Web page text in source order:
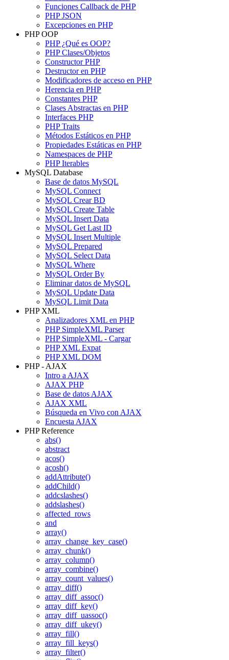
Funciones Callback de PHP
PHP JSON
Excepciones en PHP
PHP OOP
PHP ¿Qué es OOP?
PHP Clases/Objetos
Constructor PHP
Destructor en PHP
Modificadores de acceso en PHP
Herencia en PHP
Constantes PHP
Clases Abstractas en PHP
Interfaces PHP
PHP Traits
Métodos Estáticos en PHP
Propiedades Estáticas en PHP
Namespaces de PHP
PHP Iterables
MySQL Database
Base de datos MySQL
MySQL Connect
MySQL Crear BD
MySQL Create Table
MySQL Insert Data
MySQL Get Last ID
MySQL Insert Multiple
MySQL Prepared
MySQL Select Data
MySQL Where
MySQL Order By
Eliminar datos de MySQL
MySQL Update Data
MySQL Limit Data
PHP XML
Analizadores XML en PHP
PHP SimpleXML Parser
PHP SimpleXML - Cargar
PHP XML Expat
PHP XML DOM
PHP - AJAX
Intro a AJAX
AJAX PHP
Base de datos AJAX
AJAX XML
Búsqueda en Vivo con AJAX
Encuesta AJAX
PHP Reference
abs()
abstract
acos()
acosh()
addAttribute()
addChild()
addcslashes()
addslashes()
affected_rows
and
array()
array_change_key_case()
array_chunk()
array_column()
array_combine()
array_count_values()
array_diff()
array_diff_assoc()
array_diff_key()
array_diff_uassoc()
array_diff_ukey()
array_fill()
array_fill_keys()
array_filter()